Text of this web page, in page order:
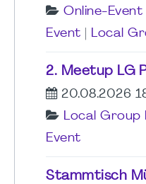
Online-Event
Event
Local
2. Meetup LG
20.08.2026
Local Group
Event
Stammtisch